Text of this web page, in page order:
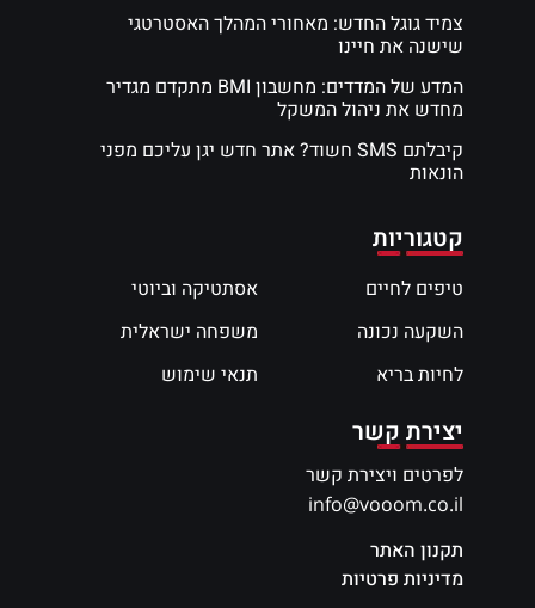
צמיד גוגל החדש: מאחורי המהלך האסטרטגי
שישנה את חיינו
המדע של המדדים: מחשבון BMI מתקדם מגדיר
מחדש את ניהול המשקל
קיבלתם SMS חשוד? אתר חדש יגן עליכם מפני
הונאות
קטגוריות
טיפים לחיים
השקעה נכונה
לחיות בריא
אסתטיקה וביוטי
משפחה ישראלית
תנאי שימוש
יצירת קשר
לפרטים ויצירת קשר
info@vooom.co.il
תקנון האתר
מדיניות פרטיות